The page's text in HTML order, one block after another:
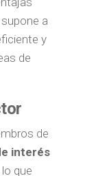
a
y
de
de
interés
lo que